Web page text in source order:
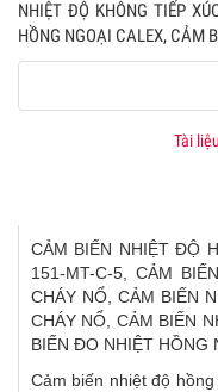
NHIỆT ĐỘ KHÔNG TIẾP
HỒNG NGOẠI CALEX, CẢM
Tài
CẢM BIẾN NHIỆT ĐỘ
151-MT-C-5, CẢM
CHÁY NỔ, CẢM BIẾN
CHÁY NỔ, CẢM BIẾN
BIẾN ĐO NHIỆT HỒNG
Cảm biến nhiệt độ